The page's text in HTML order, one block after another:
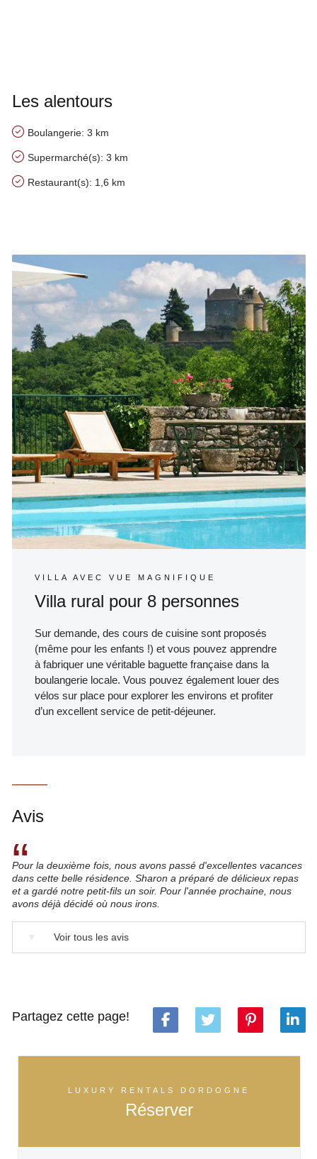
Les alentours
Boulangerie: 3 km
Supermarché(s): 3 km
Restaurant(s): 1,6 km
VILLA AVEC VUE MAGNIFIQUE
Villa rural pour 8 personnes
Sur demande, des cours de cuisine sont proposés
(même pour les enfants !) et vous pouvez apprendre
à fabriquer une véritable baguette française dans la
boulangerie locale. Vous pouvez également louer des
vélos sur place pour explorer les environs et profiter
d’un excellent service de petit-déjeuner.
Avis
“
Pour la deuxième fois, nous avons passé d'excellentes vacances
dans cette belle résidence. Sharon a préparé de délicieux repas
et a gardé notre petit-fils un soir. Pour l'année prochaine, nous
avons déjà décidé où nous irons.
Voir tous les avis
Partagez cette page!
LUXURY RENTALS DORDOGNE
Réserver